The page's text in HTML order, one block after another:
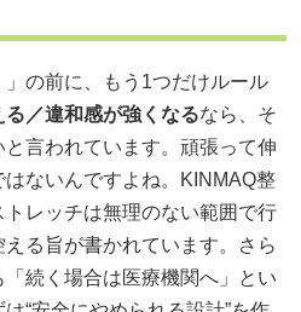
」の前に、もう1つだけルール
る／違和感が強くなるなら、そ
言われています。頑張って伸
ないんですよね。KINMAQ整
レッチは無理のない範囲で行
る旨が書かれています。さら
続く場合は医療機関へ」とい